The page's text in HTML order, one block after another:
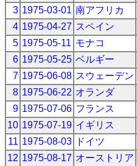
3 1975-03-01 南アフリカ
4 1975-04-27 スペイン
5 1975-05-11 モナコ
6 1975-05-25 ベルギー
7 1975-06-08 スウェーデン
8 1975-06-22 オランダ
9 1975-07-06 フランス
10 1975-07-19 イギリス
11 1975-08-03 ドイツ
12 1975-08-17 オーストリア